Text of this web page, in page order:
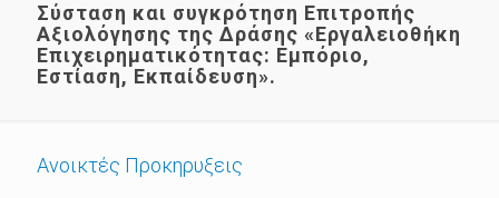
Σύσταση και συγκρότηση Επιτροπής
Αξιολόγησης της Δράσης «Εργαλειοθήκη
Επιχειρηματικότητας: Εμπόριο,
Εστίαση, Εκπαίδευση».
Ανοικτές Προκηρυξεις